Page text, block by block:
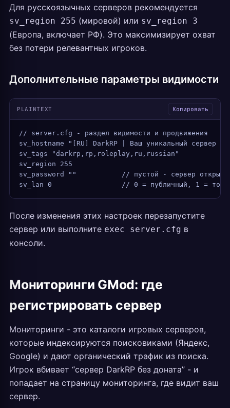
Для русскоязычных серверов рекомендуется
sv_region 255 (мировой) или sv_region 3
(Европа, включает РФ). Это максимизирует охват
без потери релевантных игроков.
Дополнительные параметры видимости
PLAINTEXT Копировать
// server.cfg - раздел видимости и продвижения
sv_hostname "[RU] DarkRP | Ваш уникальный сервер |
sv_tags "darkrp,rp,roleplay,ru,russian"
sv_region 255
sv_password ""           // пустой - сервер
sv_lan 0                 // 0 = публичный, 1 =
После изменения этих настроек перезапустите
сервер или выполните exec server.cfg в
консоли.
Мониторинги GMod: где
регистрировать сервер
Мониторинги - это каталоги игровых серверов,
которые индексируются поисковиками (Яндекс,
Google) и дают органический трафик из поиска.
Игрок вбивает “сервер DarkRP без доната” - и
попадает на страницу мониторинга, где видит ваш
сервер.